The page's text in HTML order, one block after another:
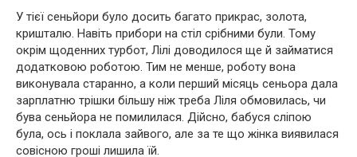
У тієї сеньйори було досить багато прикрас, золота,
кришталю. Навіть прибори на стіл срібними були. Тому
окрім щоденних турбот, Лілі доводилося ще й займатися
додатковою роботою. Тим не менше, роботу вона
виконувала старанно, а коли перший місяць сеньора дала
зарплатню трішки більшу ніж треба Ліля обмовилась, чи
бува сеньйора не помилилася. Дійсно, бабуся сліпою
була, ось і поклала зайвого, але за те що жінка виявилася
совісною гроші лишила їй.